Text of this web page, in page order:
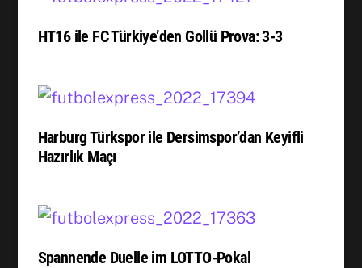
HT16 ile FC Türkiye’den Gollü Prova: 3-3
Harburg Türkspor ile Dersimspor’dan Keyifli
Hazırlık Maçı
Spannende Duelle im LOTTO-Pokal